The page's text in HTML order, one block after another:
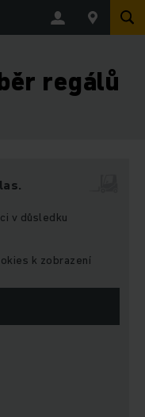
regálů
v důsledku
k zobrazení